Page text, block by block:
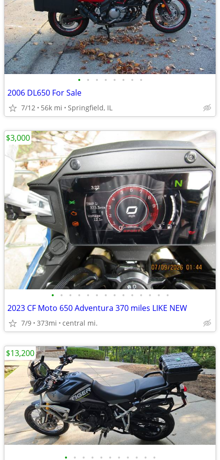
• • • • • • • •
2006 DL650 For Sale
7/12 56k mi Springfield, IL
• • • • • • • • • • • • • •
2023 CF Moto 650 Adventura 370 miles LIKE NEW
7/9 373mi central mi.
$3,000
• • • • • • • • • • •
$13,200